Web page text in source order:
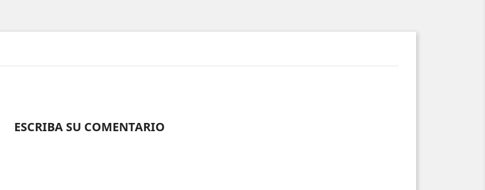
ESCRIBA SU COMENTARIO